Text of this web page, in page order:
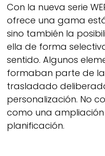
Con la nueva serie
ofrece una gama
sino también la
ella de forma
sentido. Algunos
formaban parte de
trasladado
personalización. No
como una
planificación.